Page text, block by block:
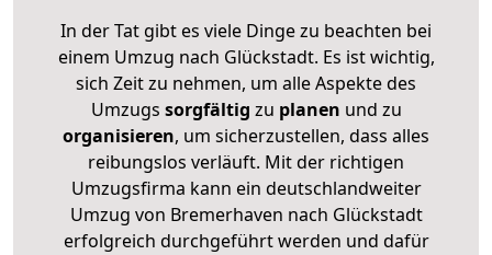
In der Tat gibt es viele Dinge zu beachten bei
einem Umzug nach Glückstadt. Es ist wichtig,
sich Zeit zu nehmen, um alle Aspekte des
Umzugs sorgfältig zu planen und zu
organisieren, um sicherzustellen, dass alles
reibungslos verläuft. Mit der richtigen
Umzugsfirma kann ein deutschlandweiter
Umzug von Bremerhaven nach Glückstadt
erfolgreich durchgeführt werden und dafür